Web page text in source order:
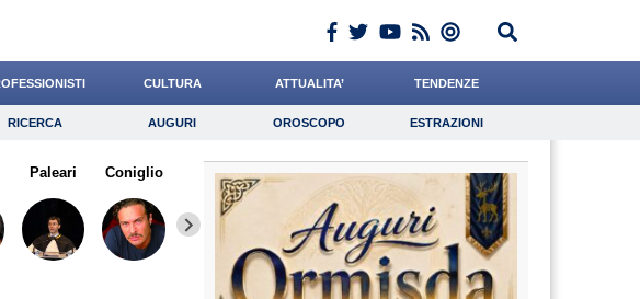
CULTURA ATTUALITA’ TENDENZE
Ricerca Auguri Oroscopo Estrazioni
Economia Giornalista Lavoro Psicologia
RICERCA AUGURI OROSCOPO ESTRAZIONI
Paleari Coniglio Baietti Ward Cocchi Gelisio De Luca